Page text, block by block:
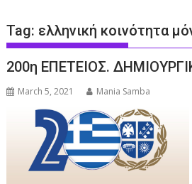
Tag: ελληνική κοινότητα
200η ΕΠΕΤΕΙΟΣ.
March 5, 2021 Mania Samba